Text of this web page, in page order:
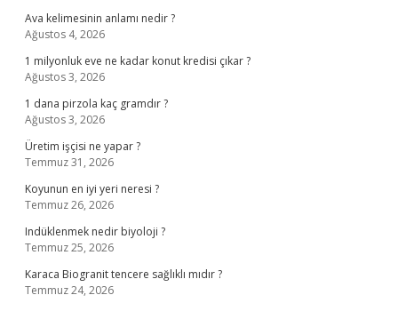
Ava kelimesinin anlamı nedir ?
Ağustos 4, 2026
1 milyonluk eve ne kadar konut kredisi çıkar ?
Ağustos 3, 2026
1 dana pirzola kaç gramdır ?
Ağustos 3, 2026
Üretim işçisi ne yapar ?
Temmuz 31, 2026
Koyunun en iyi yeri neresi ?
Temmuz 26, 2026
Indüklenmek nedir biyoloji ?
Temmuz 25, 2026
Karaca Biogranit tencere sağlıklı mıdır ?
Temmuz 24, 2026